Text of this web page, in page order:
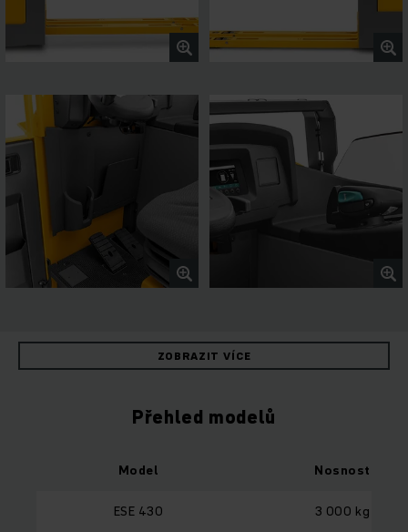
ZOBRAZIT VÍCE
Přehled modelů
Model Nosnost
ESE 430 3 000 kg